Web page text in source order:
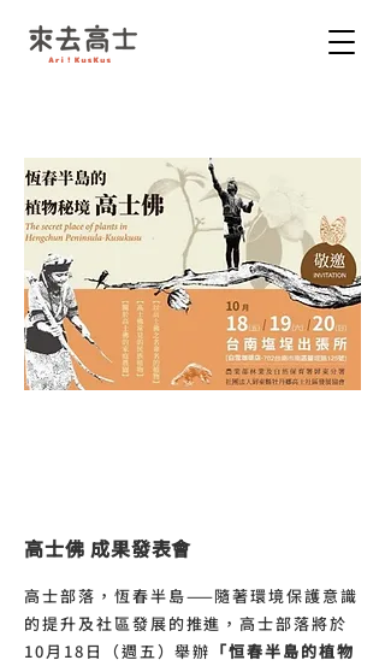
高士佛 成果發表會
高士部落，恆春半島——隨著環境保護意識
的提升及社區發展的推進，高士部落將於
10月18日（週五）舉辦 「恒春半島的植物